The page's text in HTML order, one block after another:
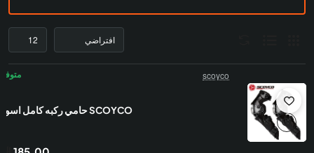
scoyco
SCOYCO حامي ركبه كامل اسود